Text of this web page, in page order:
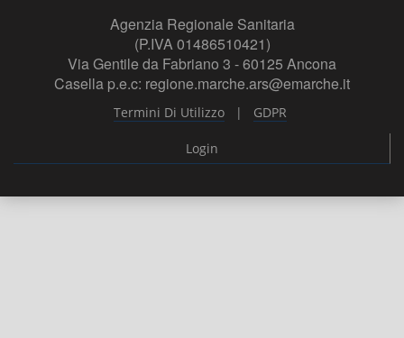
Agenzia Regionale Sanitaria
(P.IVA 01486510421)
Via Gentile da Fabriano 3 - 60125 Ancona
Casella p.e.c: regione.marche.ars@emarche.it
Termini Di Utilizzo | GDPR
Login